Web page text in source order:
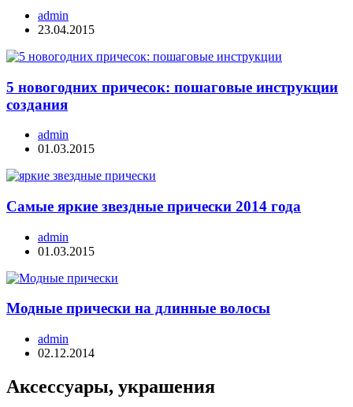
admin
23.04.2015
5 новогодних причесок: пошаговые инструкции
создания
admin
01.03.2015
Самые яркие звездные прически 2014 года
admin
01.03.2015
Модные прически на длинные волосы
admin
02.12.2014
Аксессуары, украшения